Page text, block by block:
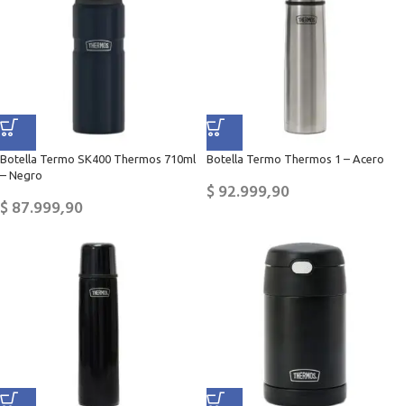
Botella Termo SK400 Thermos 710ml
– Negro
$87.999,90
Botella Termo Thermos 1 – Acero
$92.999,90